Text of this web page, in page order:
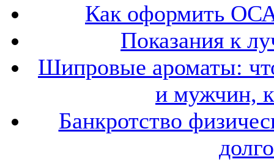
Как оформить
Показания к
Шипровые ароматы:
и мужчин,
Банкротство